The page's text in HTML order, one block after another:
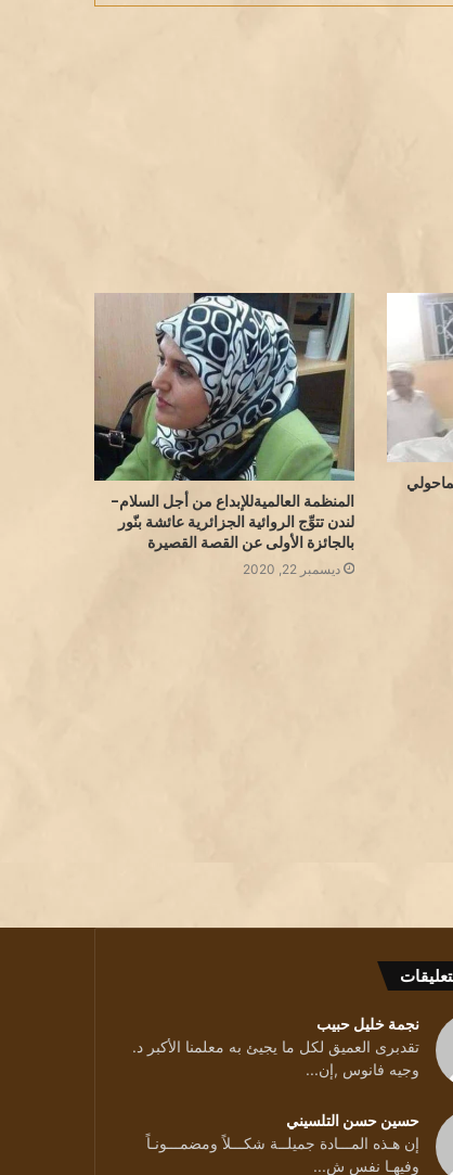
المنظمة العالميةللإبداع من أجل السلام-
لندن تتوِّج الروائية الجزائرية عائشة بنّور
بالجائزة الأولى عن القصة القصيرة
ديسمبر 22, 2020
نجمة خليل حبيب
تقدبرى العميق لكل ما يجيئ به معلمنا الأكبر د.
وجيه فانوس ,إن...
حسين حسن التلسيني
إن هـذه المـــادة جميلــة شكـــلاً ومضمـــونـاً
وفيهـا نفس ش...